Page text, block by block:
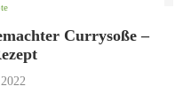
Currysoße –